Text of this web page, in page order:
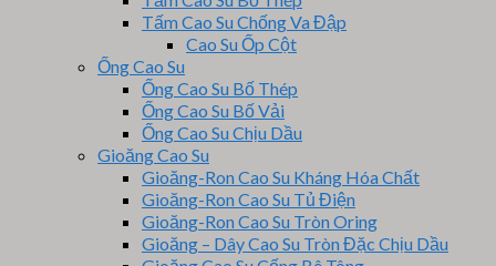
Tấm Cao Su Chống Va Đập
Cao Su Ốp Cột
Ống Cao Su
Ống Cao Su Bố Thép
Ống Cao Su Bố Vải
Ống Cao Su Chịu Dầu
Gioăng Cao Su
Gioăng-Ron Cao Su Kháng Hóa Chất
Gioăng-Ron Cao Su Tủ Điện
Gioăng-Ron Cao Su Tròn Oring
Gioăng – Dây Cao Su Tròn Đặc Chịu Dầu